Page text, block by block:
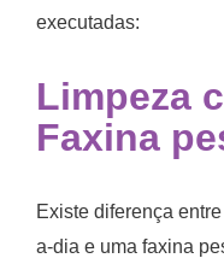
executadas:
Limpeza
Faxina
Existe diferença
a-dia e uma faxina